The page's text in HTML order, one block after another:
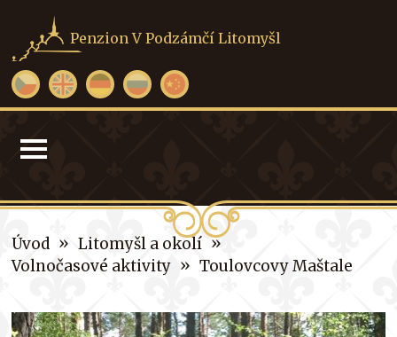
Penzion V Podzámčí Litomyšl
Úvod » Litomyšl a okolí »
Volnočasové aktivity » Toulovcovy Maštale